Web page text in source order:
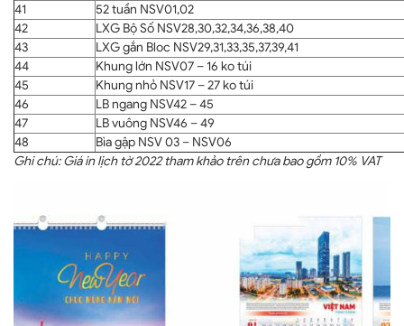
41
52 tuần NSV01,02
42
LXG Bộ Số NSV28,30,32,34,36,38,40
43
LXG gắn Bloc NSV29,31,33,35,37,39,41
44
Khung lớn NSV07 – 16 ko túi
45
Khung nhỏ NSV17 – 27 ko túi
46
LB ngang NSV42 – 45
47
LB vuông NSV46 – 49
48
Bìa gập NSV 03 – NSV06
Ghi chú: Giá in lịch tờ 2022 tham khảo trên chưa bao gồm 10% VAT